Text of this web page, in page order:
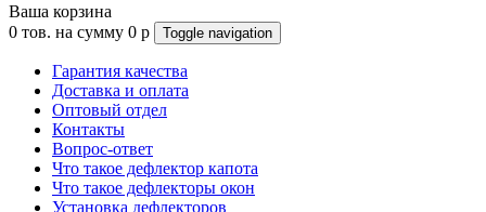
Ваша корзина
0 тов. на сумму 0 p Toggle navigation
Гарантия качества
Доставка и оплата
Оптовый отдел
Контакты
Вопрос-ответ
Что такое дефлектор капота
Что такое дефлекторы окон
Установка дефлекторов